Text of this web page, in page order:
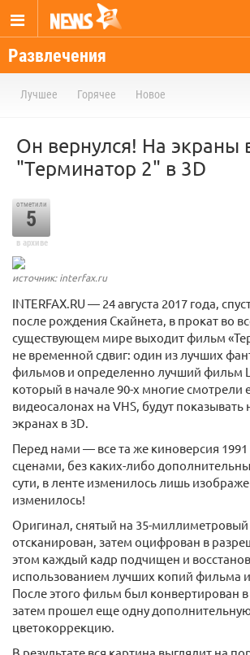
Развлечения
Лучшее Горячее Новое
Он вернулся! На экраны
"Терминатор 2" в 3D
отметили
5
в архиве
источник: interfax.ru
INTERFAX.RU — 24 августа 2017 года,
после рождения Скайнета, в прокат во
существующем мире выходит фильм
не временной сдвиг: один из лучших
фильмов и определенно лучший фильм
который в начале 90-х многие смотрели
видеосалонах на VHS, будут
экранах в 3D.
Перед нами — все та же киноверсия 1991
сценами, без каких-либо
сути, в ленте изменилось лишь
изменилось!
Оригинал, снятый на 35-миллиметровый
отсканирован, затем оцифрован в
этом каждый кадр подчищен и
использованием лучших копий фильма
После этого фильм был конвертирован
затем прошел еще одну
цветокоррекцию.